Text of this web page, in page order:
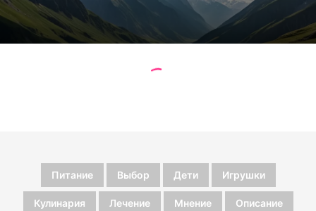
Питание Выбор Дети Игрушки
Кулинария Лечение Мнение Описание